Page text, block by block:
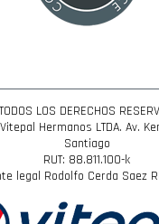
LOS DERECHOS
Hermanos LTDA. Av.
Santiago
RUT: 88.811.100-k
legal Rodolfo Cerda Saez